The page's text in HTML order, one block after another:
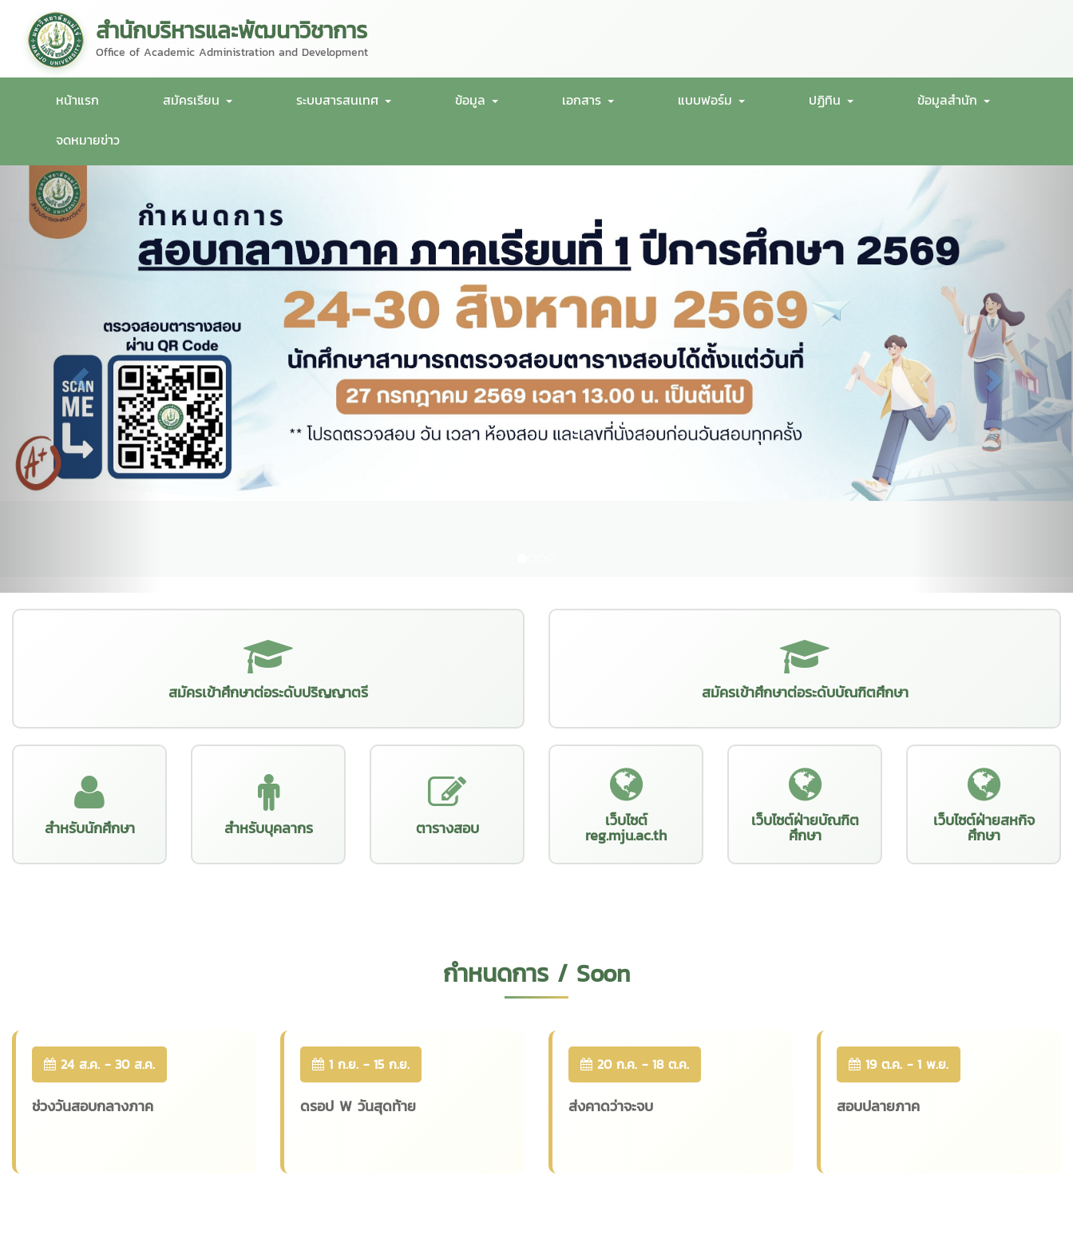
สำนักบริหารและพัฒนาวิชาการ
Office of Academic Administration and Development
หน้าแรก สมัครเรียน ระบบสารสนเทศ ข้อมูล เอกสาร แบบฟอร์ม ปฏิทิน ข้อมูลสำนัก
จดหมายข่าว
สมัครเข้าศึกษาต่อระดับปริญญาตรี สมัครเข้าศึกษาต่อระดับบัณฑิตศึกษา
สำหรับนักศึกษา สำหรับบุคลากร ตารางสอบ เว็บไซต์
reg.mju.ac.th
เว็บไซต์ฝ่ายบัณฑิต
ศึกษา
เว็บไซต์ฝ่ายสหกิจ
ศึกษา
กำหนดการ / Soon
24 ส.ค. - 30 ส.ค.
ช่วงวันสอบกลางภาค
1 ก.ย. - 15 ก.ย.
ดรอป W วันสุดท้าย
20 ก.ค. - 18 ต.ค.
ส่งคาดว่าจะจบ
19 ต.ค. - 1 พ.ย.
สอบปลายภาค